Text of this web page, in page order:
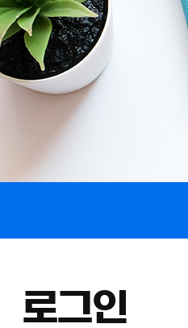
로그인